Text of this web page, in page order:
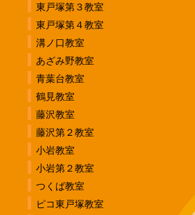
東戸塚第３教室
東戸塚第４教室
溝ノ口教室
あざみ野教室
青葉台教室
鶴見教室
藤沢教室
藤沢第２教室
小岩教室
小岩第２教室
つくば教室
ピコ東戸塚教室